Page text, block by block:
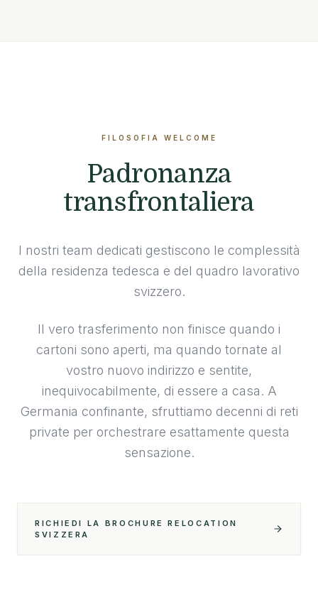
FILOSOFIA WELCOME
Padronanza
transfrontaliera
I nostri team dedicati gestiscono le complessità
della residenza tedesca e del quadro lavorativo
svizzero.
Il vero trasferimento non finisce quando i
cartoni sono aperti, ma quando tornate al
vostro nuovo indirizzo e sentite,
inequivocabilmente, di essere a casa. A
Germania confinante, sfruttiamo decenni di reti
private per orchestrare esattamente questa
sensazione.
RICHIEDI LA BROCHURE RELOCATION
SVIZZERA